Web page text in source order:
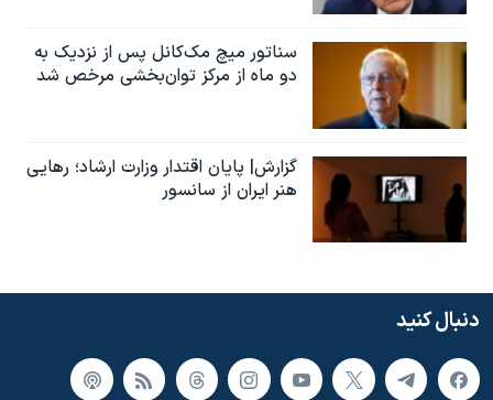
سناتور میچ مک‌کانل پس از نزدیک به
دو ماه از مرکز توان‌بخشی مرخص شد
گزارش| پایان اقتدار وزارت ارشاد؛ رهایی
هنر ایران از سانسور
دنبال کنید